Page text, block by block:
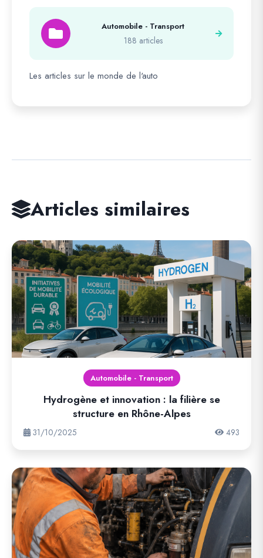
Automobile - Transport
188 articles
Les articles sur le monde de l'auto
Articles similaires
Automobile - Transport
Hydrogène et innovation : la filière se
structure en Rhône-Alpes
31/10/2025 493